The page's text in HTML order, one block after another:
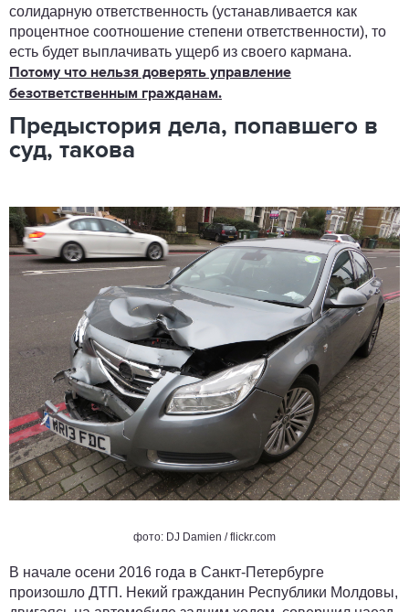
солидарную ответственность (устанавливается как
процентное соотношение степени ответственности), то
есть будет выплачивать ущерб из своего кармана.
Потому что нельзя доверять управление
безответственным гражданам.
Предыстория дела, попавшего в
суд, такова
фото: DJ Damien / flickr.com
В начале осени 2016 года в Санкт-Петербурге
произошло ДТП. Некий гражданин Республики Молдовы,